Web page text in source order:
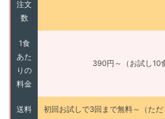
注文
数
1食
あた
りの
料金
390円～（お試し10
送料 初回お試しで3回まで無料～（ただ